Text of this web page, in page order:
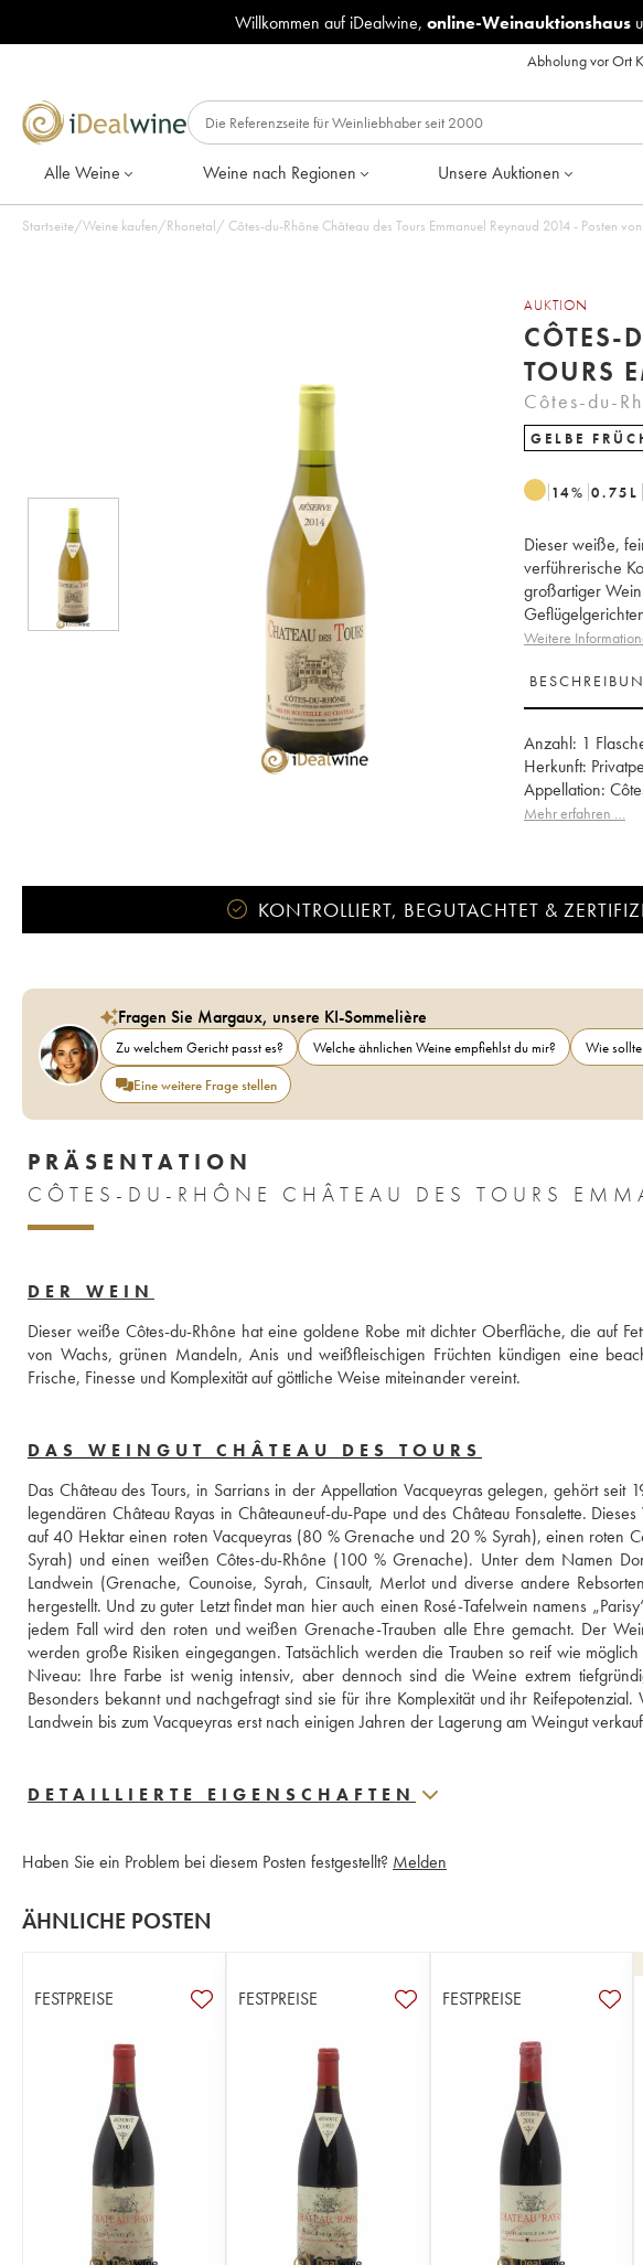
Willkommen auf iDealwine, online-Weinauktionshaus
Abholung vor Ort
Alle Weine Weine nach Regionen Unsere Auktionen
Startseite/Weine kaufen/Rhonetal/ Côtes-du-Rhône Château des Tours Emmanuel
AUKTION
CÔTES-
Côtes-du-
GELBE
14% 0.75 L
Dieser weiße,
verführerische
großartiger
Weitere
Anzahl: 1
Herkunft:
Appellation:
Mehr erfahren …
KONTROLLIERT, BEGUTACHTET &
Fragen Sie Margaux, unsere KI-Sommelière
Zu welchem Gericht passt es? Welche ähnlichen Weine empfiehlst du mir? Wie
Eine weitere Frage stellen
PRÄSENTATION
DER WEIN
Dieser weiße Côtes-du-Rhône hat eine goldene Robe mit dichter Oberfläche, die auf
von Wachs, grünen Mandeln, Anis und weißfleischigen Früchten kündigen eine
Frische, Finesse und Komplexität auf göttliche Weise miteinander vereint.
DAS WEINGUT CHÂTEAU DES TOURS
Das Château des Tours, in Sarrians in der Appellation Vacqueyras gelegen, gehört seit
legendären Château Rayas in Châteauneuf-du-Pape und des Château Fonsalette.
auf 40 Hektar einen roten Vacqueyras (80 % Grenache und 20 % Syrah), einen roten
Syrah) und einen weißen Côtes-du-Rhône (100 % Grenache). Unter dem Namen
Landwein (Grenache, Counoise, Syrah, Cinsault, Merlot und diverse andere
hergestellt. Und zu guter Letzt findet man hier auch einen Rosé-Tafelwein namens
jedem Fall wird den roten und weißen Grenache-Trauben alle Ehre gemacht. Der
werden große Risiken eingegangen. Tatsächlich werden die Trauben so reif wie
Niveau: Ihre Farbe ist wenig intensiv, aber dennoch sind die Weine extrem
Besonders bekannt und nachgefragt sind sie für ihre Komplexität und ihr
Landwein bis zum Vacqueyras erst nach einigen Jahren der Lagerung am Weingut
DETAILLIERTE EIGENSCHAFTEN
Haben Sie ein Problem bei diesem Posten festgestellt? Melden
ÄHNLICHE POSTEN
FESTPREISE FESTPREISE FESTPREISE